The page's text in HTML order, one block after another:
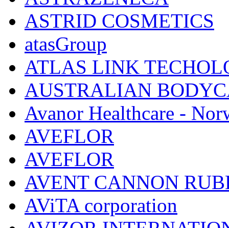
ASTRID COSMETICS
atasGroup
ATLAS LINK
AUSTRALIAN
Avanor Healthcare -
AVEFLOR
AVEFLOR
AVENT CANNON
AViTA corporation